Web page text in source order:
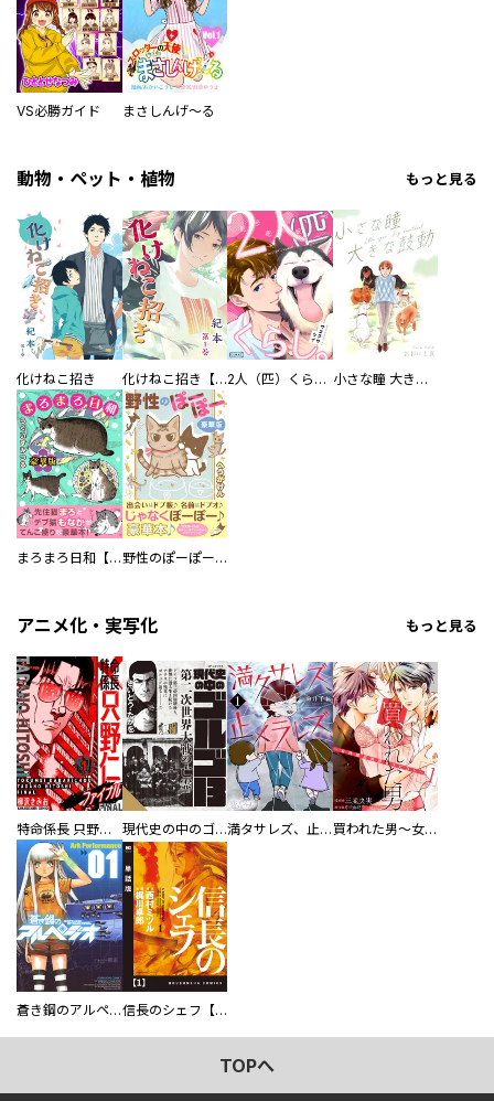
VS必勝ガイド まさしんげ～る
動物・ペット・植物 もっと見る
化けねこ招き 化けねこ招き【描きおろし付合冊版】 2人（匹）くらし。 小さな瞳 大きな鼓動
まろまろ日和【豪華版】 野性のぽーぽー【豪華版】
アニメ化・実写化 もっと見る
特命係長 只野仁ファイナル 愛蔵版 現代史の中のゴルゴ13 満タサレズ、止メラレズ 買われた男～女性限定快感セラピスト～【描き下ろしおまけ付き特装版】
蒼き鋼のアルペジオ 信長のシェフ【単話版】
TOPへ